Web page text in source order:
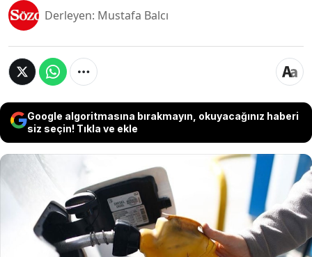
Derleyen: Mustafa Balcı
Google algoritmasına bırakmayın, okuyacağınız haberi
siz seçin! Tıkla ve ekle
Bu gece yarısından itibaren geçerli
olacak şekilde LPG fiyatlarında 1